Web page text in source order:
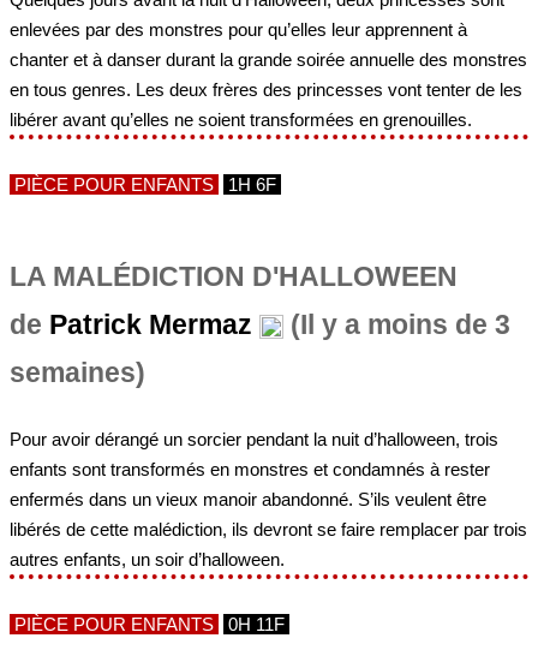
enlevées par des monstres pour qu’elles leur apprennent à
chanter et à danser durant la grande soirée annuelle des monstres
en tous genres. Les deux frères des princesses vont tenter de les
libérer avant qu’elles ne soient transformées en grenouilles.
PIÈCE POUR ENFANTS 1H 6F
LA MALÉDICTION D'HALLOWEEN
de Patrick Mermaz
(Il y a moins de 3
semaines)
Pour avoir dérangé un sorcier pendant la nuit d’halloween, trois
enfants sont transformés en monstres et condamnés à rester
enfermés dans un vieux manoir abandonné. S’ils veulent être
libérés de cette malédiction, ils devront se faire remplacer par trois
autres enfants, un soir d’halloween.
PIÈCE POUR ENFANTS 0H 11F